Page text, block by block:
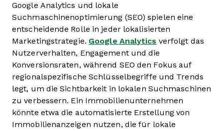
Google Analytics und lokale
Suchmaschinenoptimierung (SEO) spielen eine
entscheidende Rolle in jeder lokalisierten
Marketingstrategie. Google Analytics verfolgt das
Nutzerverhalten, Engagement und die
Konversionsraten, während SEO den Fokus auf
regionalspezifische Schlüsselbegriffe und Trends
legt, um die Sichtbarkeit in lokalen Suchmaschinen
zu verbessern. Ein Immobilienunternehmen
könnte etwa die automatisierte Erstellung von
Immobilienanzeigen nutzen, die für lokale